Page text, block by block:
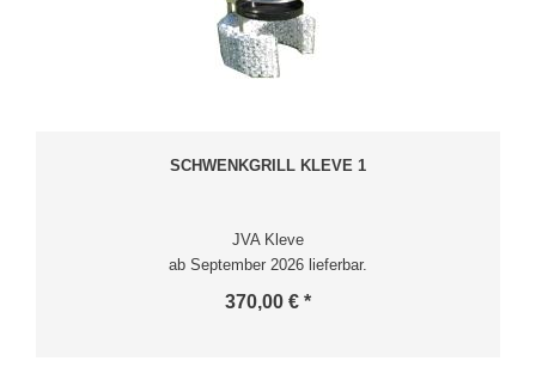
SCHWENKGRILL KLEVE 1
JVA Kleve
ab September 2026 lieferbar.
370,00 € *